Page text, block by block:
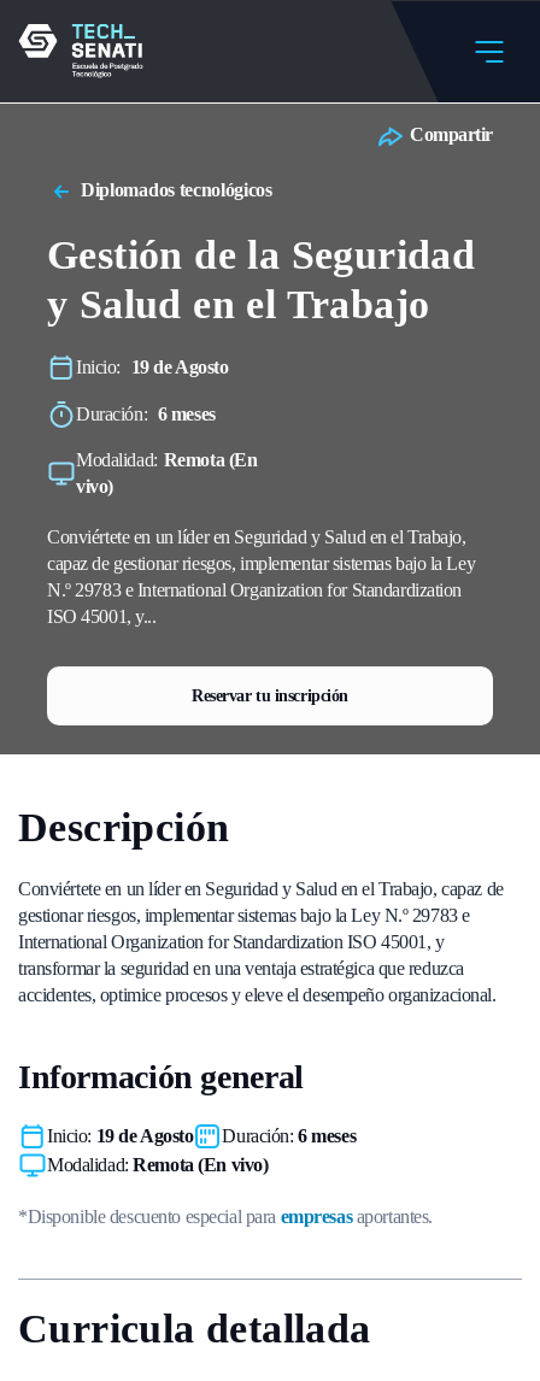
Compartir
Diplomados tecnológicos
Gestión de la Seguridad
y Salud en el Trabajo
Inicio: 19 de Agosto
Duración: 6 meses
Modalidad: Remota (En
vivo)
Conviértete en un líder en Seguridad y Salud en el Trabajo,
capaz de gestionar riesgos, implementar sistemas bajo la Ley
N.º 29783 e International Organization for Standardization
ISO 45001, y...
Reservar tu inscripción
Descripción
Conviértete en un líder en Seguridad y Salud en el Trabajo, capaz de
gestionar riesgos, implementar sistemas bajo la Ley N.º 29783 e
International Organization for Standardization ISO 45001, y
transformar la seguridad en una ventaja estratégica que reduzca
accidentes, optimice procesos y eleve el desempeño organizacional.
Información general
Inicio: 19 de Agosto Duración: 6 meses
Modalidad: Remota (En vivo)
*Disponible descuento especial para empresasaportantes.
Curricula detallada